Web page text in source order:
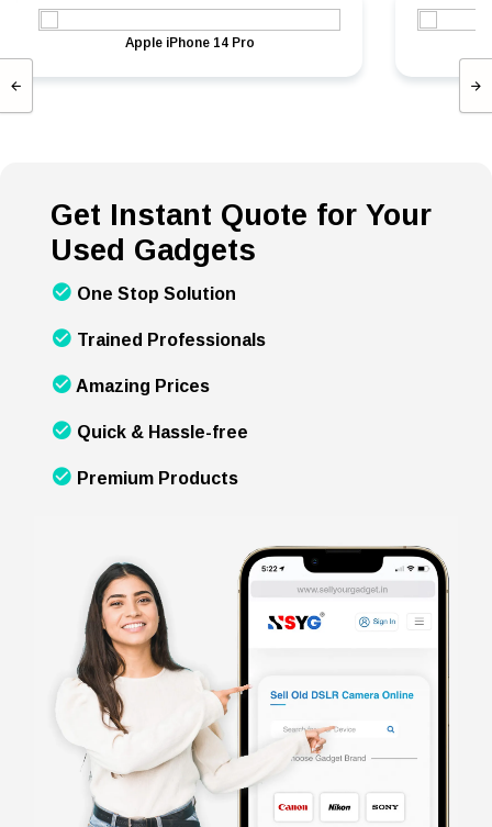
Apple iPhone 14 Pro
Get Instant Quote for Your
Used Gadgets
One Stop Solution
Trained Professionals
Amazing Prices
Quick & Hassle-free
Premium Products